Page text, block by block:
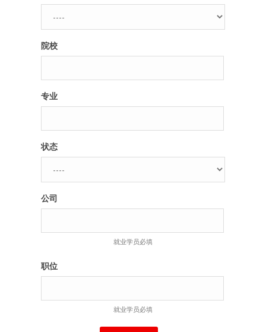
没帐号？注册一个
院校
专业
状态
公司
就业学员必填
职位
就业学员必填